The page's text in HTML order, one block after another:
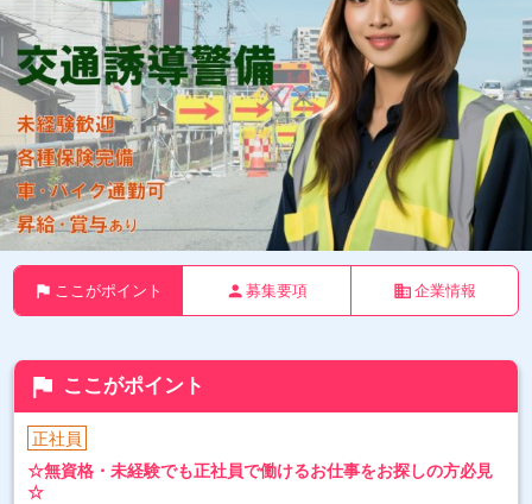
flag ここがポイント person 募集要項 business 企業情報
flag ここがポイント
正社員
☆無資格・未経験でも正社員で働けるお仕事をお探しの方必見
☆